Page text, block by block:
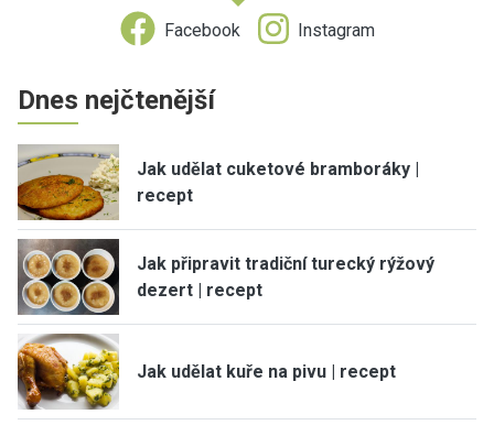
Facebook Instagram
Dnes nejčtenější
Jak udělat cuketové bramboráky |
recept
Jak připravit tradiční turecký rýžový
dezert | recept
Jak udělat kuře na pivu | recept